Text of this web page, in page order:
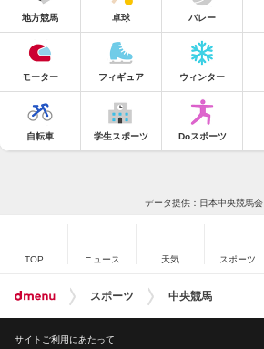
地方競馬 卓球 バレー
モーター フィギュア ウィンター
自転車 学生スポーツ Doスポーツ
データ提供：日本中央競馬会
TOP ニュース 天気 スポーツ
スポーツ 中央競馬
サイトご利用にあたって